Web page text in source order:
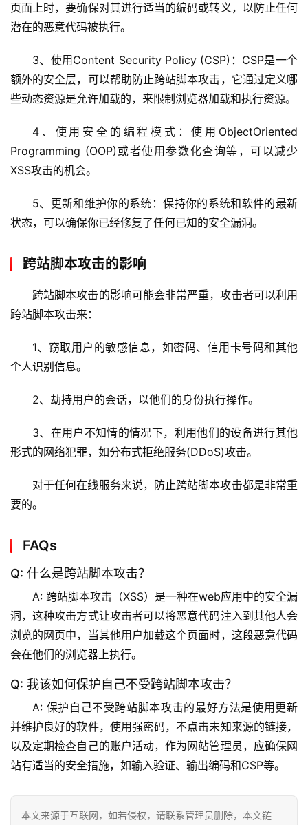
云
服
虚
机
技
程
D
网
维
安
l
i
u
维
页面上时，要确保对其进行适当的编码或转义，以防止任何
潜在的恶意代码被执行。
3、使用Content Security Policy (CSP)：CSP是一个
额外的安全层，可以帮助防止跨站脚本攻击，它通过定义哪
些动态资源是允许加载的，来限制浏览器加载和执行资源。
4、使用安全的编程模式：使用ObjectOriented
Programming (OOP)或者使用参数化查询等，可以减少
XSS攻击的机会。
5、更新和维护你的系统：保持你的系统和软件的最新
状态，可以确保你已经修复了任何已知的安全漏洞。
跨站脚本攻击的影响
跨站脚本攻击的影响可能会非常严重，攻击者可以利用
跨站脚本攻击来：
1、窃取用户的敏感信息，如密码、信用卡号码和其他
个人识别信息。
2、劫持用户的会话，以他们的身份执行操作。
3、在用户不知情的情况下，利用他们的设备进行其他
形式的网络犯罪，如分布式拒绝服务(DDoS)攻击。
对于任何在线服务来说，防止跨站脚本攻击都是非常重
要的。
FAQs
Q: 什么是跨站脚本攻击？
A: 跨站脚本攻击（XSS）是一种在web应用中的安全漏
洞，这种攻击方式让攻击者可以将恶意代码注入到其他人会
浏览的网页中，当其他用户加载这个页面时，这段恶意代码
会在他们的浏览器上执行。
Q: 我该如何保护自己不受跨站脚本攻击？
A: 保护自己不受跨站脚本攻击的最好方法是使用更新
并维护良好的软件，使用强密码，不点击未知来源的链接，
以及定期检查自己的账户活动，作为网站管理员，应确保网
站有适当的安全措施，如输入验证、输出编码和CSP等。
本文来源于互联网，如若侵权，请联系管理员删除，本文链